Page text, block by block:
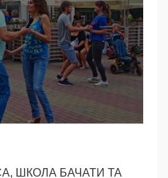
ШКОЛА БАЧАТИ ТА